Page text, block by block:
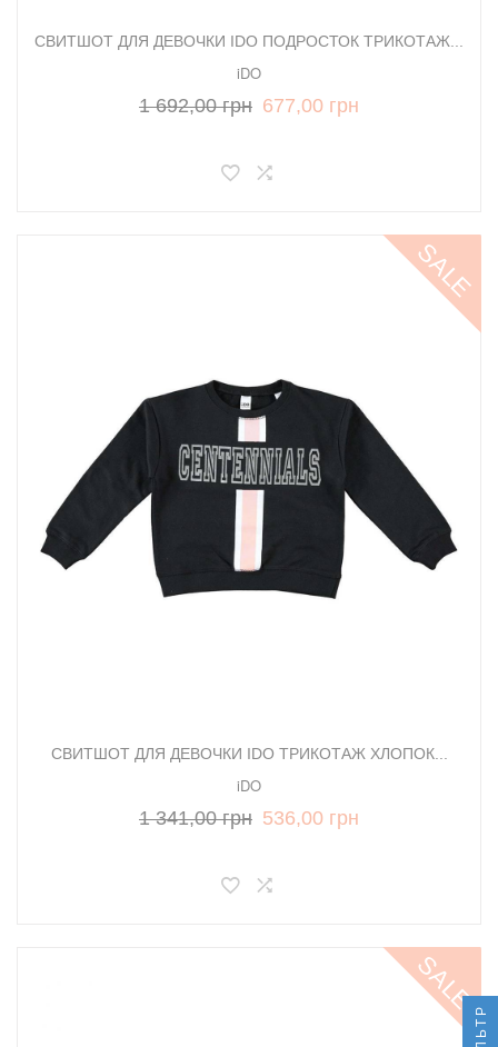
СВИТШОТ ДЛЯ ДЕВОЧКИ IDO ПОДРОСТОК ТРИКОТАЖ...
iDO
1 692,00 грн 677,00 грн
SALE
СВИТШОТ ДЛЯ ДЕВОЧКИ IDO ТРИКОТАЖ ХЛОПОК...
iDO
1 341,00 грн 536,00 грн
SALE